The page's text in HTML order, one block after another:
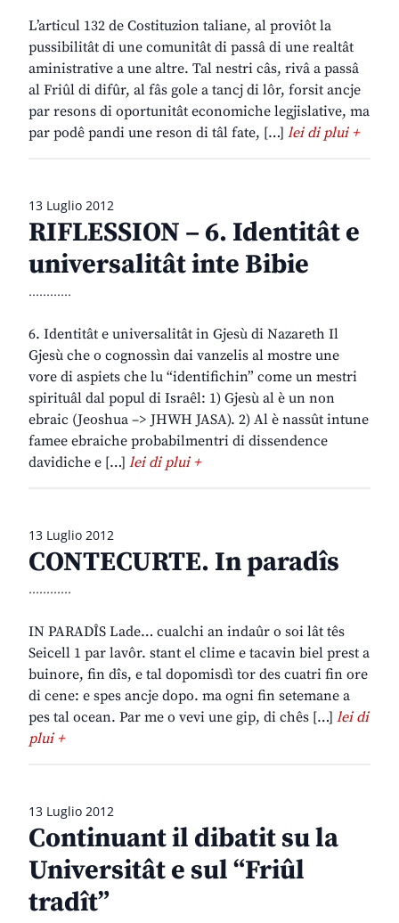
L’articul 132 de Costituzion taliane, al proviôt la
pussibilitât di une comunitât di passâ di une realtât
aministrative a une altre. Tal nestri câs, rivâ a passâ
al Friûl di difûr, al fâs gole a tancj di lôr, forsit ancje
par resons di oportunitât economiche legjislative, ma
par podê pandi une reson di tâl fate, […] lei di plui +
13 Luglio 2012
RIFLESSION – 6. Identitât e
universalitât inte Bibie
............
6. Identitât e universalitât in Gjesù di Nazareth Il
Gjesù che o cognossìn dai vanzelis al mostre une
vore di aspiets che lu “identifichin” come un mestri
spirituâl dal popul di Israêl: 1) Gjesù al è un non
ebraic (Jeoshua –> JHWH JASA). 2) Al è nassût intune
famee ebraiche probabilmentri di dissendence
davidiche e […] lei di plui +
13 Luglio 2012
CONTECURTE. In paradîs
............
IN PARADÎS Lade… cualchi an indaûr o soi lât tês
Seicell 1 par lavôr. stant el clime e tacavin biel prest a
buinore, fin dîs, e tal dopomisdì tor des cuatri fin ore
di cene: e spes ancje dopo. ma ogni fin setemane a
pes tal ocean. Par me o vevi une gip, di chês […] lei di
plui +
13 Luglio 2012
Continuant il dibatit su la
Universitât e sul “Friûl
tradît”